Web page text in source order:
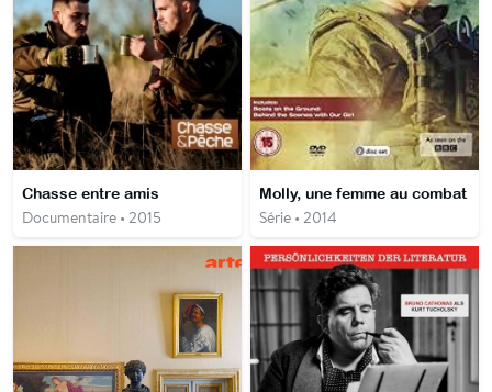
Chasse entre amis
Documentaire • 2015
Molly, une femme au combat
Série • 2014